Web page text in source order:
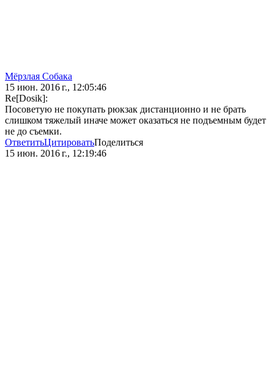
Мёрзлая Собака
15 июн. 2016 г., 12:05:46
Re[Dosik]:
Посоветую не покупать рюкзак дистанционно и не брать
слишком тяжелый иначе может оказаться не подъемным будет
не до съемки.
ОтветитьЦитироватьПоделиться
15 июн. 2016 г., 12:19:46